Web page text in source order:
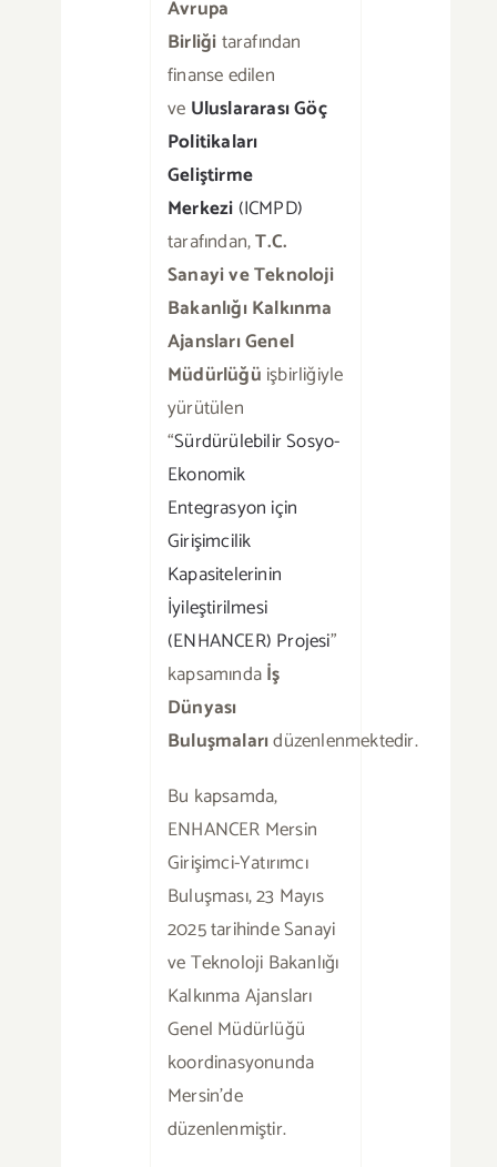
Avrupa
Birliğitarafından
finanse edilen
ve Uluslararası Göç
Politikaları
Geliştirme
Merkezi(ICMPD)
tarafından,T.C.
Sanayi ve Teknoloji
Bakanlığı Kalkınma
Ajansları Genel
Müdürlüğü işbirliğiyle
yürütülen
“Sürdürülebilir Sosyo-
Ekonomik
Entegrasyon için
Girişimcilik
Kapasitelerinin
İyileştirilmesi
(ENHANCER) Projesi”
kapsamındaİş
Dünyası
Buluşmalarıdüzenlenmektedir.
Bu kapsamda,
ENHANCER Mersin
Girişimci-Yatırımcı
Buluşması, 23 Mayıs
2025 tarihinde Sanayi
ve Teknoloji Bakanlığı
Kalkınma Ajansları
Genel Müdürlüğü
koordinasyonunda
Mersin’de
düzenlenmiştir.